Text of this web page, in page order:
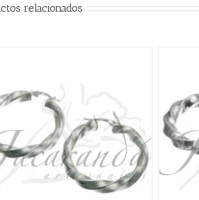
relacionados
AÑADIR AL CARRITO / QUICK VIEW